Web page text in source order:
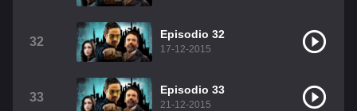
32
Episodio 32
17-12-2015
33
Episodio 33
21-12-2015